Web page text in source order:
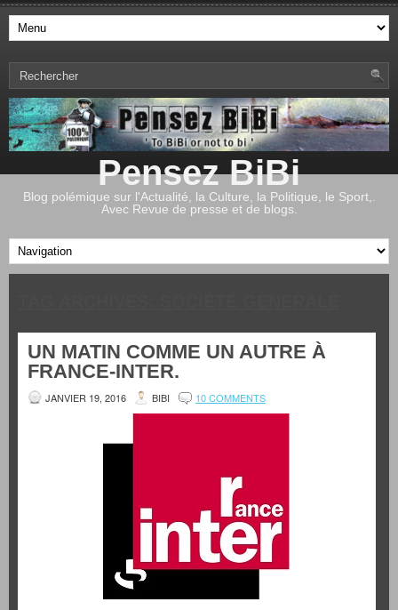
Pensez BiBi
Blog polémique sur l'Actualité, la Culture, la Politique, le Sport,.
Avec Revue de presse et de blogs.
UN MATIN COMME UN AUTRE À
FRANCE-INTER.
JANVIER 19, 2016 BIBI 10 COMMENTS